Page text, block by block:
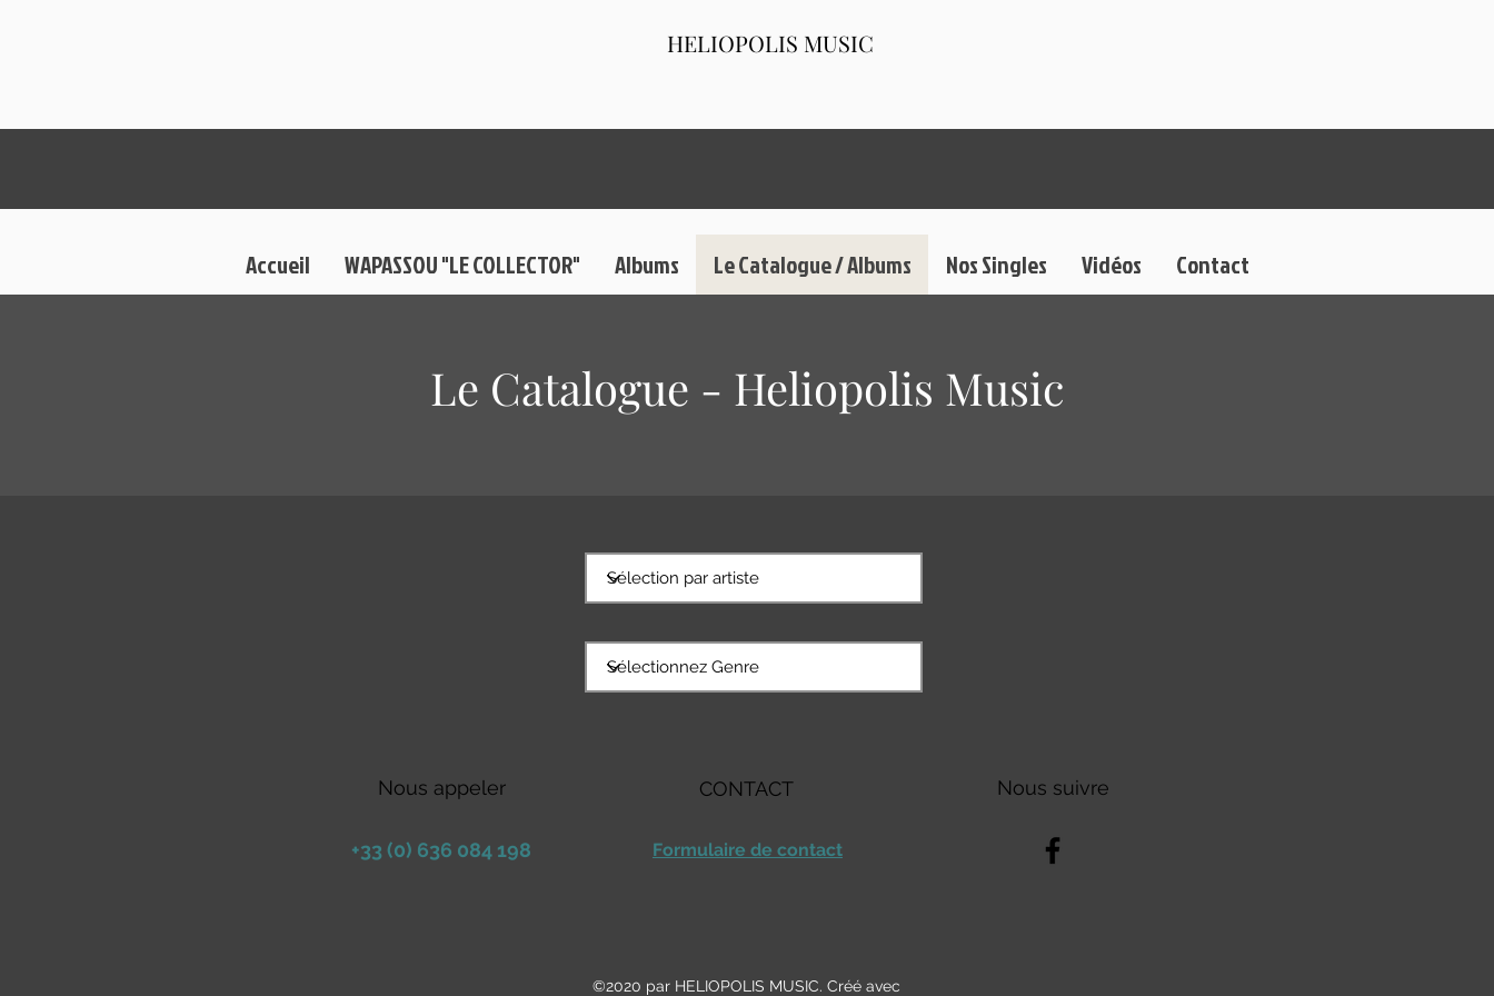
HELIOPOLIS MUSIC
Accueil WAPASSOU "LE COLLECTOR" Albums Le Catalogue / Albums Nos Singles Vidéos Contact
Le Catalogue - Heliopolis Music
Nous appeler
+33 (0) 636 084 198
Nous suivre
Formulaire de contact
CONTACT
©2020 par HELIOPOLIS MUSIC. Créé avec